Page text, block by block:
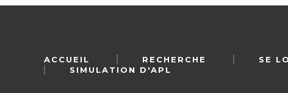
ACCUEIL RECHERCHE SE
SIMULATION D'APL